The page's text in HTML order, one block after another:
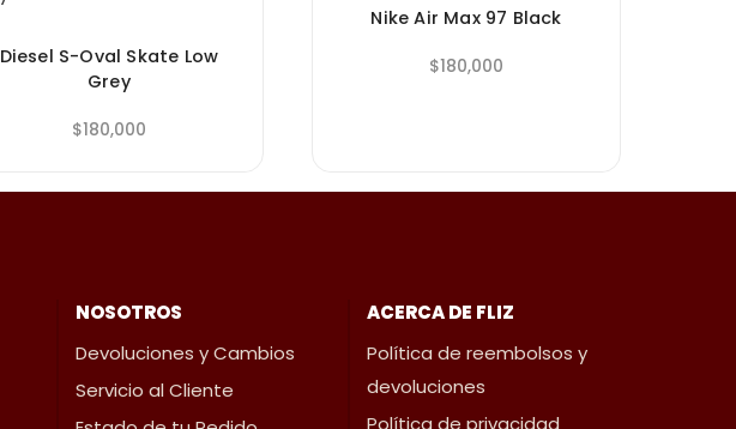
Diesel S-Oval Skate Low
Grey
$180,000
Nike Air Max 97 Black
$180,000
NOSOTROS
Devoluciones y Cambios
Servicio al Cliente
ACERCA DE FLIZ
Política de reembolsos y
devoluciones
Política de privacidad